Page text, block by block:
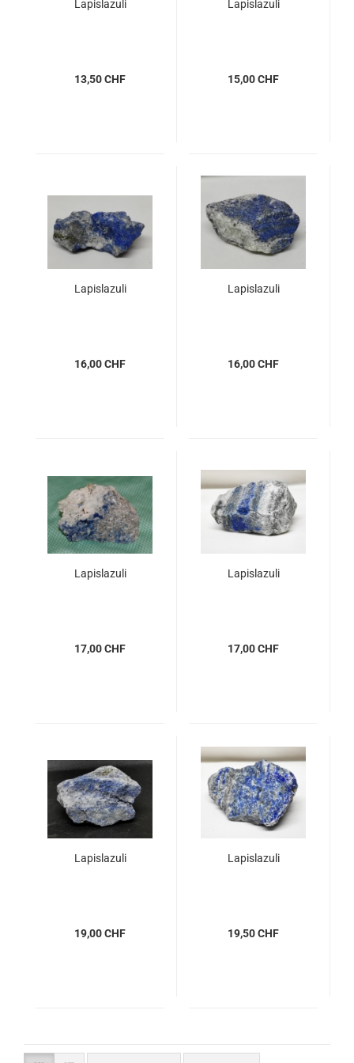
Lapislazuli
13,50 CHF
Lapislazuli
15,00 CHF
Lapislazuli
16,00 CHF
Lapislazuli
16,00 CHF
Lapislazuli
17,00 CHF
Lapislazuli
17,00 CHF
Lapislazuli
19,00 CHF
Lapislazuli
19,50 CHF